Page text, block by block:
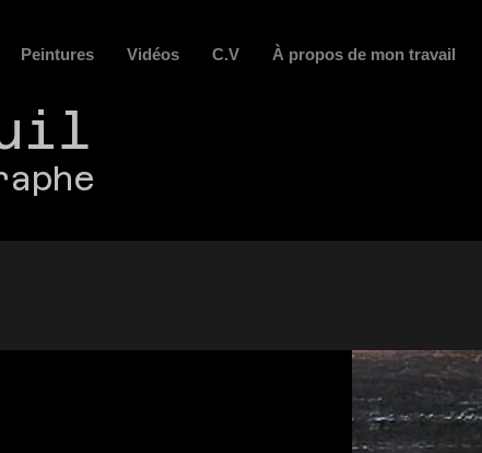
Peintures Vidéos C.V À propos de mon travail